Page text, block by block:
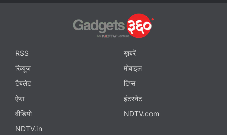
RSS
ख़बरें
रिव्यूज
मोबाइल
टैबलेट
टिप्स
ऐप्स
इंटरनेट
वीडियो
NDTV.com
NDTV.in